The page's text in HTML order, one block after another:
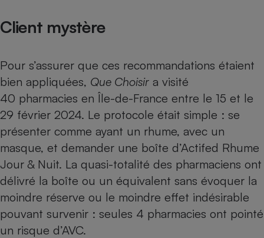
Client mystère
Pour s’assurer que ces recommandations étaient
bien appliquées, Que Choisir a visité
40 pharmacies en Île-de-France entre le 15 et le
29 février 2024. Le protocole était simple : se
présenter comme ayant un rhume, avec un
masque, et demander une boîte d’Actifed Rhume
Jour & Nuit. La quasi-totalité des pharmaciens ont
délivré la boîte ou un équivalent sans évoquer la
moindre réserve ou le moindre effet indésirable
pouvant survenir : seules 4 pharmacies ont pointé
un risque d’AVC.